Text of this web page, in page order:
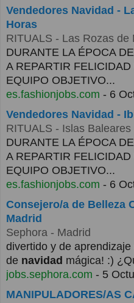
Vendedores Navidad -
Horas
RITUALS - Las Rozas de
DURANTE LA ÉPOCA DE
A REPARTIR
EQUIPO OBJETIVO...
es.fashionjobs.com - 6
Vendedores Navidad -
RITUALS - Islas Baleares
DURANTE LA ÉPOCA DE
A REPARTIR
EQUIPO OBJETIVO...
es.fashionjobs.com - 6
Consejero/a de Belleza
Madrid
Sephora - Madrid
divertido y de
de navidad mágica! :)
jobs.sephora.com - 5
MANIPULADORES/AS